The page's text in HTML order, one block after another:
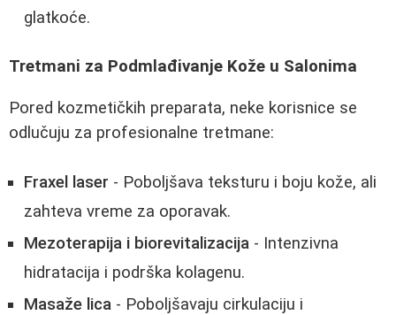
glatkoće.
Tretmani za Podmlađivanje Kože u Salonima
Pored kozmetičkih preparata, neke korisnice se
odlučuju za profesionalne tretmane:
Fraxel laser - Poboljšava teksturu i boju kože, ali
zahteva vreme za oporavak.
Mezoterapija i biorevitalizacija - Intenzivna
hidratacija i podrška kolagenu.
Masaže lica - Poboljšavaju cirkulaciju i